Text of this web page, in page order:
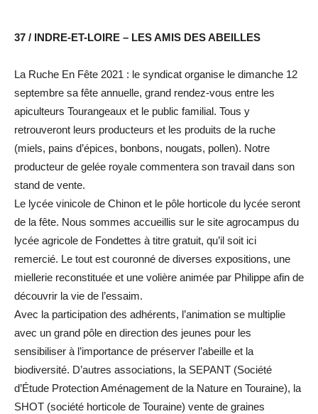
37 / INDRE-ET-LOIRE – LES AMIS DES ABEILLES
La Ruche En Fête 2021 : le syndicat organise le dimanche 12
septembre sa fête annuelle, grand rendez-vous entre les
apiculteurs Tourangeaux et le public familial. Tous y
retrouveront leurs producteurs et les produits de la ruche
(miels, pains d’épices, bonbons, nougats, pollen). Notre
producteur de gelée royale commentera son travail dans son
stand de vente.
Le lycée vinicole de Chinon et le pôle horticole du lycée seront
de la fête. Nous sommes accueillis sur le site agrocampus du
lycée agricole de Fondettes à titre gratuit, qu’il soit ici
remercié. Le tout est couronné de diverses expositions, une
miellerie reconstituée et une volière animée par Philippe afin de
découvrir la vie de l’essaim.
Avec la participation des adhérents, l’animation se multiplie
avec un grand pôle en direction des jeunes pour les
sensibiliser à l’importance de préserver l’abeille et la
biodiversité. D’autres associations, la SEPANT (Société
d’Étude Protection Aménagement de la Nature en Touraine), la
SHOT (société horticole de Touraine) vente de graines